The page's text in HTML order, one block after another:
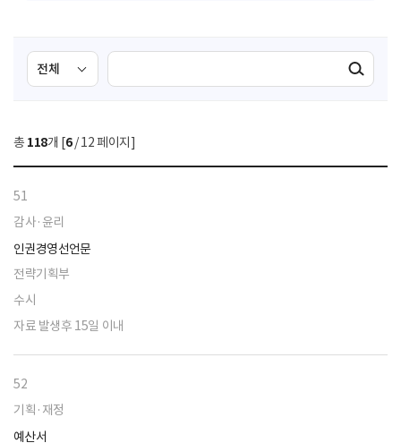
검
색
선
택
색
검색실행
총 118개 [6/ 12 페이지]
51
감사·윤리
인권경영선언문
전략기획부
수시
자료 발생후 15일 이내
52
기획·재정
예산서